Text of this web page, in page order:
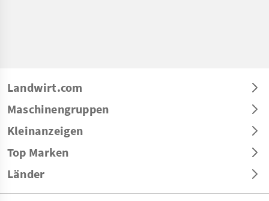
Landwirt.com
Maschinengruppen
Kleinanzeigen
Top Marken
Länder